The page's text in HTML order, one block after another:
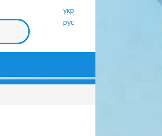
укр
рус